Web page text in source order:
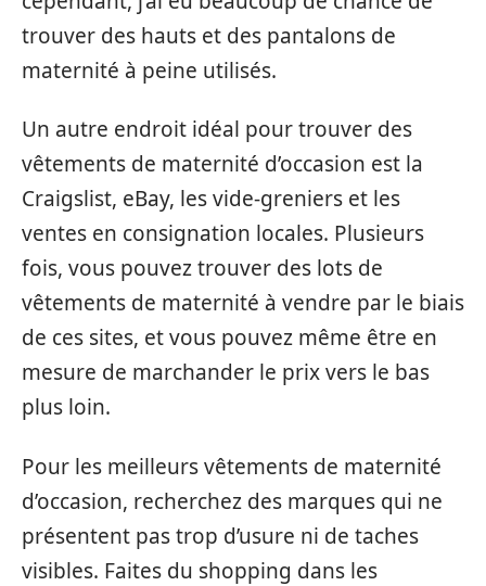
trouver des hauts et des pantalons de
maternité à peine utilisés.
Un autre endroit idéal pour trouver des
vêtements de maternité d’occasion est la
Craigslist, eBay, les vide-greniers et les
ventes en consignation locales. Plusieurs
fois, vous pouvez trouver des lots de
vêtements de maternité à vendre par le biais
de ces sites, et vous pouvez même être en
mesure de marchander le prix vers le bas
plus loin.
Pour les meilleurs vêtements de maternité
d’occasion, recherchez des marques qui ne
présentent pas trop d’usure ni de taches
visibles. Faites du shopping dans les